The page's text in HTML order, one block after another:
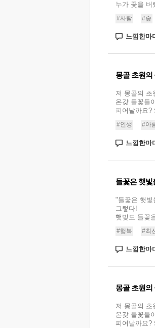
누가 꽃을 버
#사람 #숲
느낌한마
몽골 초원의
저 몽골의 초
온갖 들꽃들
피어날까요?
#인생 #아
느낌한마
들꽃은 햇빛
"들꽃은 햇빛
그렇다!
햇빛도 들꽃
#행복 #최
느낌한마
몽골 초원의
저 몽골의 초
온갖 들꽃들
피어날까요?